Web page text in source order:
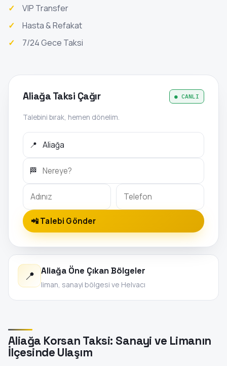
VIP Transfer
Hasta & Refakat
7/24 Gece Taksi
Aliağa Taksi Çağır ● CANLI
Talebini bırak, hemen dönelim.
📍
🏁
📲 Talebi Gönder
📍 Aliağa Öne Çıkan Bölgeler
liman, sanayi bölgesi ve Helvacı
Aliağa Korsan Taksi: Sanayi ve Limanın
İlçesinde Ulaşım